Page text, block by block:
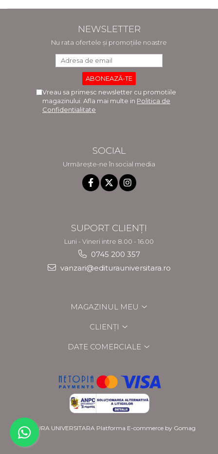
NEWSLETTER
Nu rata ofertele și promoțiile noastre
Vreau sa primesc newsletter cu promotiile
magazinului. Afla mai multe in Politica de
Confidentialitate
SOCIAL
Urmărește-ne în social media
SUPORT CLIENȚI
Luni - Vineri intre 8.00 - 16.00
0745 200 357
vanzari@editurauniversitara.ro
MAGAZINUL MEU
CLIENȚI
DATE COMERCIALE
EDITURA UNIVERSITARA Platforma E-commerce by Gomag